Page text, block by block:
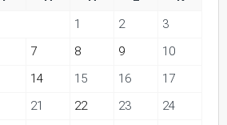
1
2
3
7 8 9
10
14 15 16
17
21 22 23
24